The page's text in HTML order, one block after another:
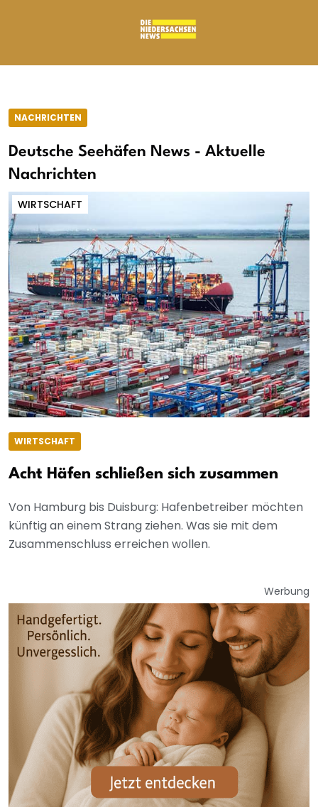
NACHRICHTEN
Deutsche Seehäfen News - Aktuelle
Nachrichten
WIRTSCHAFT
WIRTSCHAFT
Acht Häfen schließen sich zusammen
Von Hamburg bis Duisburg: Hafenbetreiber möchten
künftig an einem Strang ziehen. Was sie mit dem
Zusammenschluss erreichen wollen.
Werbung